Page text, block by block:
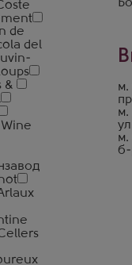
de
del
&
м.
м.
м.